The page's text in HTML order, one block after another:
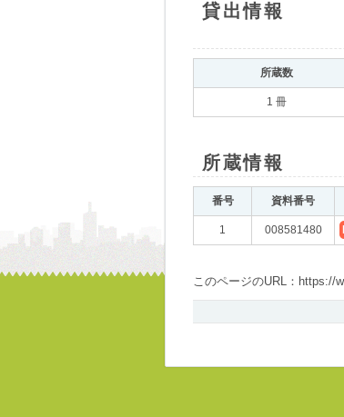
貸出情報
所蔵数
1 冊
所蔵情報
番号 資料番号
1 008581480
このページのURL：https://